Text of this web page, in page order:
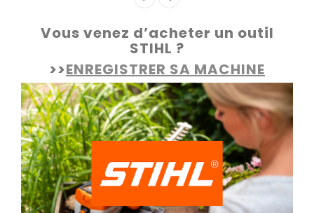
Vous venez d’acheter un outil
STIHL ?
>>ENREGISTRER SA MACHINE